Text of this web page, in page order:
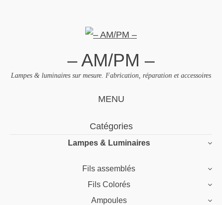
– AM/PM –
Lampes & luminaires sur mesure. Fabrication, réparation et accessoires
MENU
Catégories
Lampes & Luminaires
Fils assemblés
Fils Colorés
Ampoules